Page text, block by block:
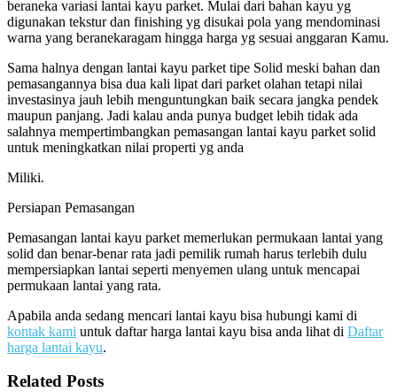
beraneka variasi lantai kayu parket. Mulai dari bahan kayu yg
digunakan tekstur dan finishing yg disukai pola yang mendominasi
warna yang beranekaragam hingga harga yg sesuai anggaran Kamu.
Sama halnya dengan lantai kayu parket tipe Solid meski bahan dan
pemasangannya bisa dua kali lipat dari parket olahan tetapi nilai
investasinya jauh lebih menguntungkan baik secara jangka pendek
maupun panjang. Jadi kalau anda punya budget lebih tidak ada
salahnya mempertimbangkan pemasangan lantai kayu parket solid
untuk meningkatkan nilai properti yg anda
Miliki.
Persiapan Pemasangan
Pemasangan lantai kayu parket memerlukan permukaan lantai yang
solid dan benar-benar rata jadi pemilik rumah harus terlebih dulu
mempersiapkan lantai seperti menyemen ulang untuk mencapai
permukaan lantai yang rata.
Apabila anda sedang mencari lantai kayu bisa hubungi kami di
kontak kami untuk daftar harga lantai kayu bisa anda lihat di Daftar
harga lantai kayu.
Related Posts